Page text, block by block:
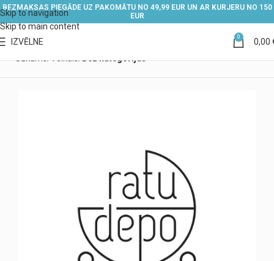
Skip to navigation
Skip to main content
BEZMAKSAS PIEGĀDE UZ PAKOMĀTU NO 49,99 EUR UN AR KURJERU NO 150
EUR
IZVĒLNE 0 0,00